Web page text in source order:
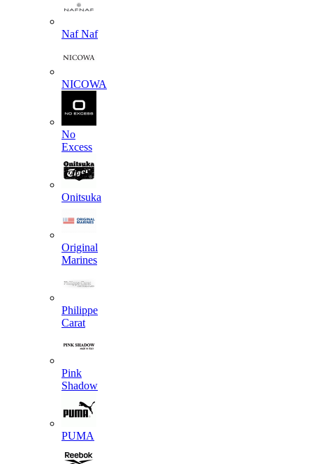
Naf Naf
NICOWA
No
Excess
Onitsuka
Original
Marines
Philippe
Carat
Pink
Shadow
PUMA